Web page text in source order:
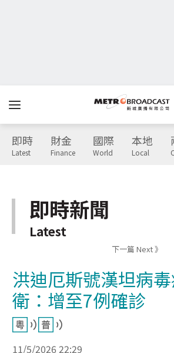
即時
Latest
財金
Finance
國際
World
本地
Local
即時新聞
Latest
下一篇 Next 》
洪迪厄斯號漢坦病
衛：增至7例確診
11/5/2026 22:29